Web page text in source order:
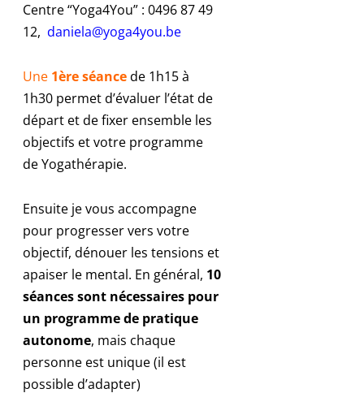
Centre “Yoga4You” : 0496 87 49
12, daniela@yoga4you.be
Une 1ère séancede 1h15 à
1h30 permet d’évaluer l’état de
départ et de fixer ensemble les
objectifs et votre programme
de Yogathérapie.
Ensuite je vous accompagne
pour progresser vers votre
objectif, dénouer les tensions et
apaiser le mental. En général, 10
séances sont nécessaires pour
un programme de pratique
autonome, mais chaque
personne est unique (il est
possible d’adapter)